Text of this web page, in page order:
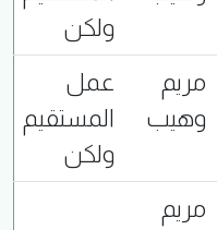
ولكن
مريم
وهيب
عمل
المستقيم
ولكن
مريم